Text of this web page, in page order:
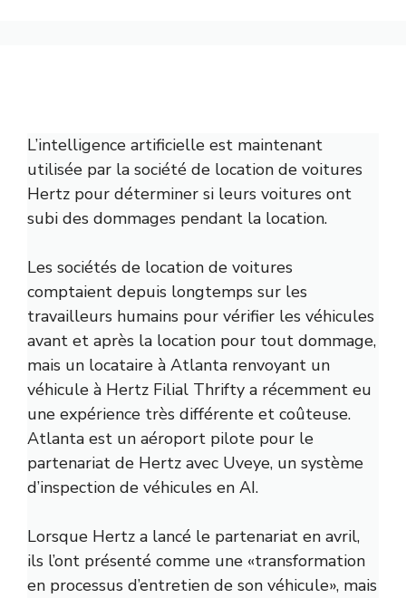
L’intelligence artificielle est maintenant
utilisée par la société de location de voitures
Hertz pour déterminer si leurs voitures ont
subi des dommages pendant la location.
Les sociétés de location de voitures
comptaient depuis longtemps sur les
travailleurs humains pour vérifier les véhicules
avant et après la location pour tout dommage,
mais un locataire à Atlanta renvoyant un
véhicule à Hertz Filial Thrifty a récemment eu
une expérience très différente et coûteuse.
Atlanta est un aéroport pilote pour le
partenariat de Hertz avec Uveye, un système
d’inspection de véhicules en AI.
Lorsque Hertz a lancé le partenariat en avril,
ils l’ont présenté comme une «transformation
en processus d’entretien de son véhicule», mais